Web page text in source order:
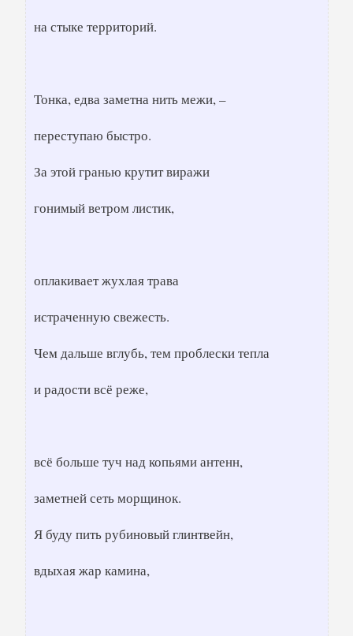
на стыке территорий.
Тонка, едва заметна нить межи, –
переступаю быстро.
За этой гранью крутит виражи
гонимый ветром листик,
оплакивает жухлая трава
истраченную свежесть.
Чем дальше вглубь, тем проблески тепла
и радости всё реже,
всё больше туч над копьями антенн,
заметней сеть морщинок.
Я буду пить рубиновый глинтвейн,
вдыхая жар камина,